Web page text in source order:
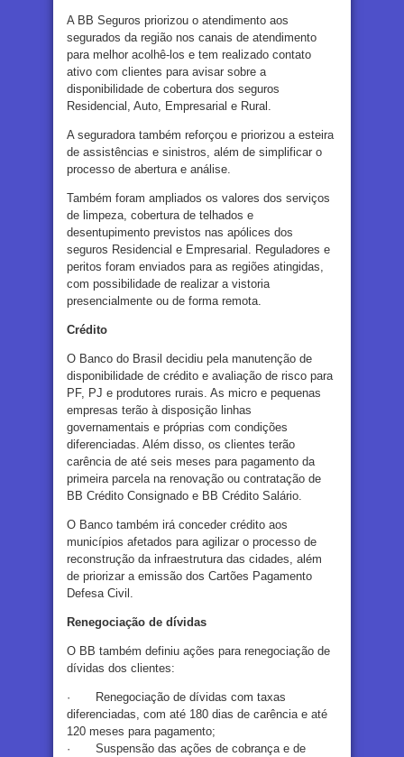
A BB Seguros priorizou o atendimento aos
segurados da região nos canais de atendimento
para melhor acolhê-los e tem realizado contato
ativo com clientes para avisar sobre a
disponibilidade de cobertura dos seguros
Residencial, Auto, Empresarial e Rural.
A seguradora também reforçou e priorizou a esteira
de assistências e sinistros, além de simplificar o
processo de abertura e análise.
Também foram ampliados os valores dos serviços
de limpeza, cobertura de telhados e
desentupimento previstos nas apólices dos
seguros Residencial e Empresarial. Reguladores e
peritos foram enviados para as regiões atingidas,
com possibilidade de realizar a vistoria
presencialmente ou de forma remota.
Crédito
O Banco do Brasil decidiu pela manutenção de
disponibilidade de crédito e avaliação de risco para
PF, PJ e produtores rurais. As micro e pequenas
empresas terão à disposição linhas
governamentais e próprias com condições
diferenciadas. Além disso, os clientes terão
carência de até seis meses para pagamento da
primeira parcela na renovação ou contratação de
BB Crédito Consignado e BB Crédito Salário.
O Banco também irá conceder crédito aos
municípios afetados para agilizar o processo de
reconstrução da infraestrutura das cidades, além
de priorizar a emissão dos Cartões Pagamento
Defesa Civil.
Renegociação de dívidas
O BB também definiu ações para renegociação de
dívidas dos clientes:
· Renegociação de dívidas com taxas
diferenciadas, com até 180 dias de carência e até
120 meses para pagamento;
· Suspensão das ações de cobrança e de